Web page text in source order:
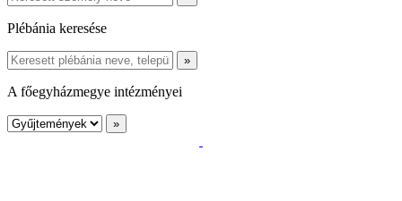
Plébánia keresése
A főegyházmegye intézményei